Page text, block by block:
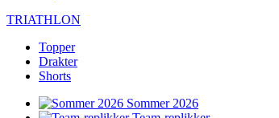
TRIATHLON
Topper
Drakter
Shorts
Sommer 2026